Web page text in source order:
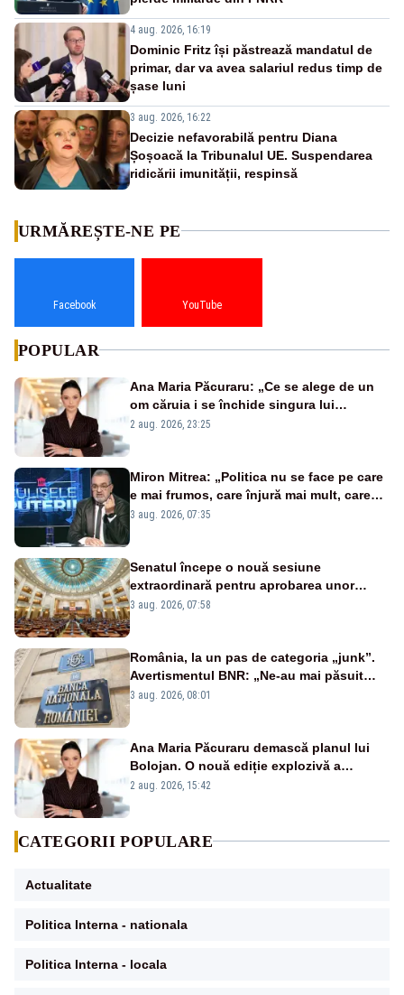
4 aug. 2026, 16:19
Dominic Fritz își păstrează mandatul de
primar, dar va avea salariul redus timp de
șase luni
3 aug. 2026, 16:22
Decizie nefavorabilă pentru Diana
Șoșoacă la Tribunalul UE. Suspendarea
ridicării imunității, respinsă
URMĂREȘTE-NE PE
Facebook YouTube
POPULAR
Ana Maria Păcuraru: „Ce se alege de un
om căruia i se închide singura lui
portiță?”
2 aug. 2026, 23:25
Miron Mitrea: „Politica nu se face pe care
e mai frumos, care înjură mai mult, care
țipă mai tare, ci pe proiecte”
3 aug. 2026, 07:35
Senatul începe o nouă sesiune
extraordinară pentru aprobarea unor
jaloane din PNRR
3 aug. 2026, 07:58
România, la un pas de categoria „junk”.
Avertismentul BNR: „Ne-au mai păsuit
pentru câteva luni”
3 aug. 2026, 08:01
Ana Maria Păcuraru demască planul lui
Bolojan. O nouă ediție explozivă a
emisiunii „Miza Zilei” la Realitatea PLUS
2 aug. 2026, 15:42
CATEGORII POPULARE
Actualitate
Politica Interna - nationala
Politica Interna - locala